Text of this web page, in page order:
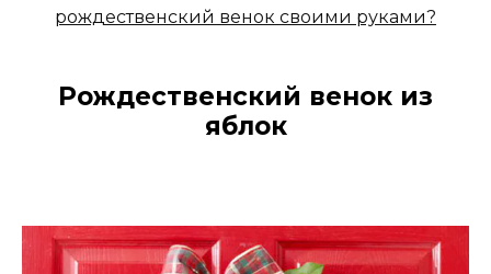
Рождественский венок из
яблок